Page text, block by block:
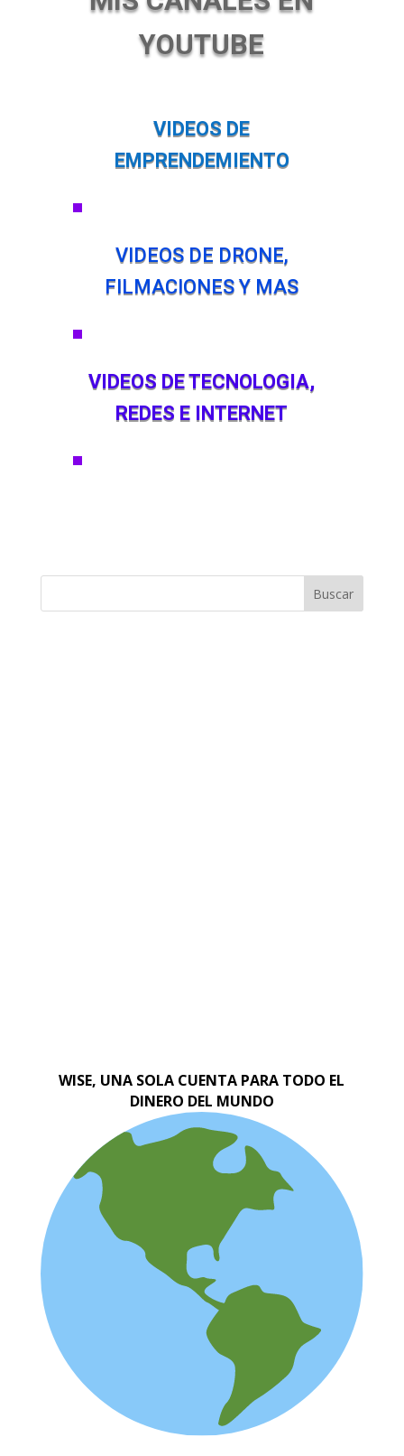
YOUTUBE
VIDEOS DE
EMPRENDEMIENTO
VIDEOS DE DRONE,
FILMACIONES Y MAS
VIDEOS DE TECNOLOGIA,
REDES E INTERNET
Buscar
WISE, UNA SOLA CUENTA PARA TODO EL
DINERO DEL MUNDO